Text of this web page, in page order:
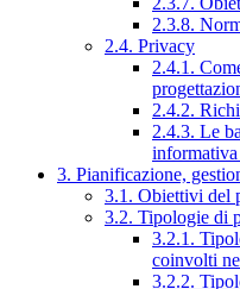
2.3.8.
2.4. Privacy
2.4.1.
2.4.2.
2.4.3. Le
3. Pianificazione,
3.1. Obiettivi del
3.2. Tipologie di
3.2.1.
coinvolti
3.2.2.